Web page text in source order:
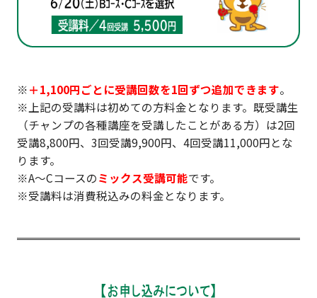
※＋1,100円ごとに受講回数を1回ずつ追加できます。
※上記の受講料は初めての方料金となります。既受講生
（チャンプの各種講座を受講したことがある方）は2回
受講8,800円、3回受講9,900円、4回受講11,000円とな
ります。
※A～Cコースのミックス受講可能です。
※受講料は消費税込みの料金となります。